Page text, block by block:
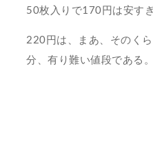
50枚入りで170円は安すぎ
220円は、まあ、そのく
分、有り難い値段である。